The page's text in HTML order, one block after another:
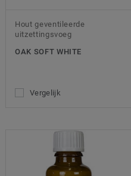
Hout geventileerde
uitzettingsvoeg
OAK SOFT WHITE
Vergelijk